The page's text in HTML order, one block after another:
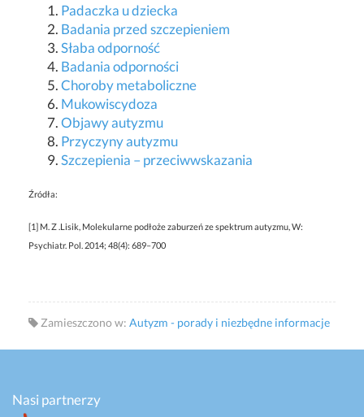
Padaczka u dziecka
Badania przed szczepieniem
Słaba odporność
Badania odporności
Choroby metaboliczne
Mukowiscydoza
Objawy autyzmu
Przyczyny autyzmu
Szczepienia – przeciwwskazania
Źródła:
[1] M. Z .Lisik, Molekularne podłoże zaburzeń ze spektrum autyzmu, W:
Psychiatr. Pol. 2014; 48(4): 689–700
Zamieszczono w: Autyzm - porady i niezbędne informacje
Nasi partnerzy